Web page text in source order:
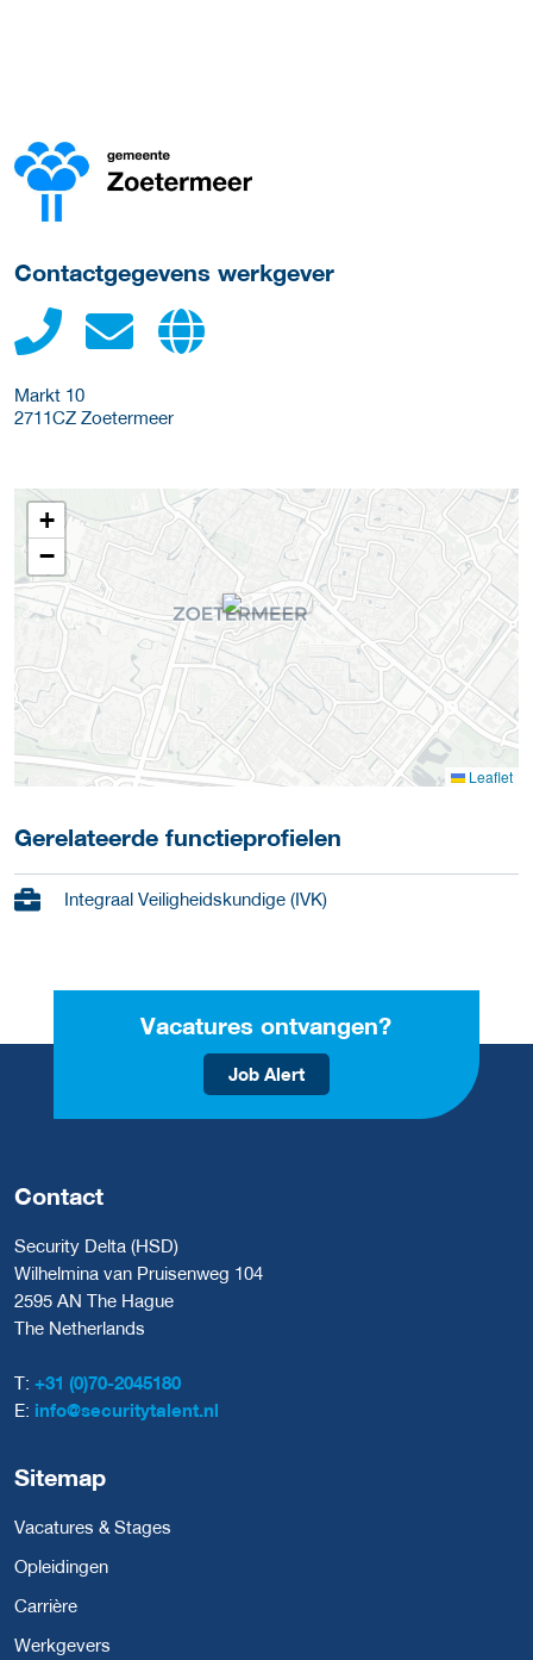
Meer werkgever details
Contactgegevens werkgever
Markt 10
2711CZ Zoetermeer
+
−
Leaflet
Gerelateerde functieprofielen
Integraal Veiligheidskundige (IVK)
Vacatures ontvangen?
Job Alert
Contact
Security Delta (HSD)
Wilhelmina van Pruisenweg 104
2595 AN The Hague
The Netherlands
T: +31 (0)70-2045180
E: info@securitytalent.nl
Sitemap
Vacatures & Stages
Opleidingen
Carrière
Werkgevers